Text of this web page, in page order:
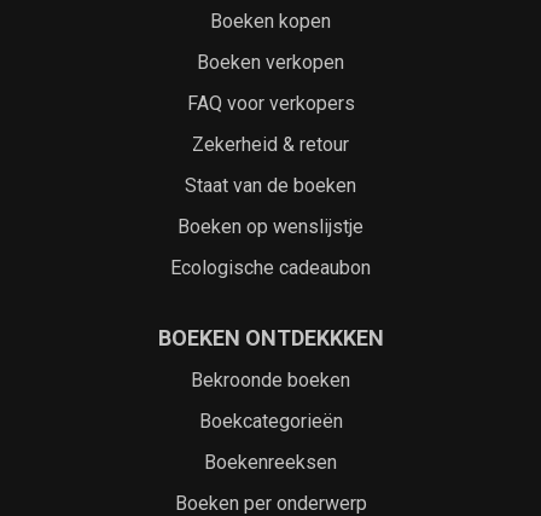
Boeken kopen
Boeken verkopen
FAQ voor verkopers
Zekerheid & retour
Staat van de boeken
Boeken op wenslijstje
Ecologische cadeaubon
BOEKEN ONTDEKKKEN
Bekroonde boeken
Boekcategorieën
Boekenreeksen
Boeken per onderwerp